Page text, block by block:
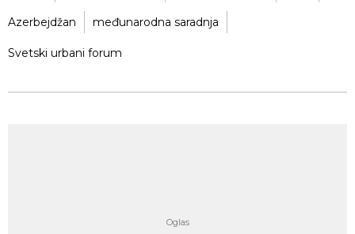
Azerbejdžan međunarodna saradnja
Svetski urbani forum